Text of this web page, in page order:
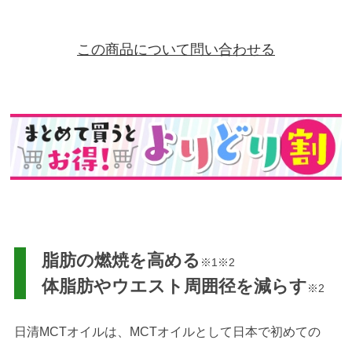
この商品について問い合わせる
脂肪の燃焼を高める ※1※2
体脂肪やウエスト周囲径を減らす※2
日清MCTオイルは、MCTオイルとして日本で初めての